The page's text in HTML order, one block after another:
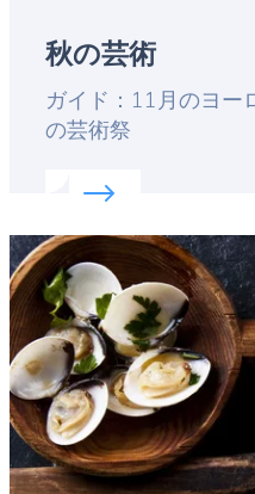
秋の芸術
Lead
ガイド：11月のヨー
の芸術祭
Read more about:
Featured
image